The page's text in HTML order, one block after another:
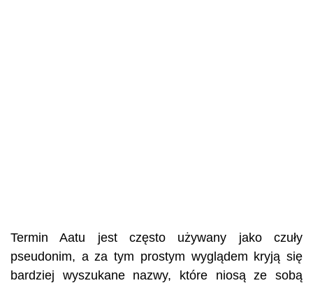
Termin Aatu jest często używany jako czuły
pseudonim, a za tym prostym wyglądem kryją się
bardziej wyszukane nazwy, które niosą ze sobą